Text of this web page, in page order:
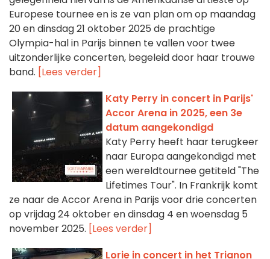
Europese tournee en is ze van plan om op maandag
20 en dinsdag 21 oktober 2025 de prachtige
Olympia-hal in Parijs binnen te vallen voor twee
uitzonderlijke concerten, begeleid door haar trouwe
band. [Lees verder]
Katy Perry in concert in Parijs'
Accor Arena in 2025, een 3e
datum aangekondigd
Katy Perry heeft haar terugkeer
naar Europa aangekondigd met
een wereldtournee getiteld "The
Lifetimes Tour". In Frankrijk komt
ze naar de Accor Arena in Parijs voor drie concerten
op vrijdag 24 oktober en dinsdag 4 en woensdag 5
november 2025. [Lees verder]
Lorie in concert in het Trianon